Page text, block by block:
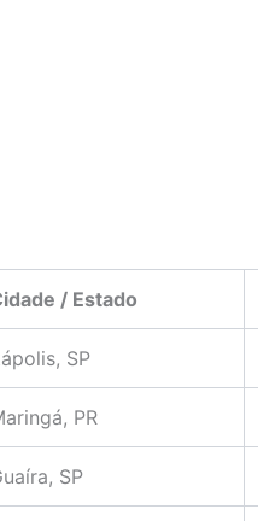
/ Estado
SP
PR
SP